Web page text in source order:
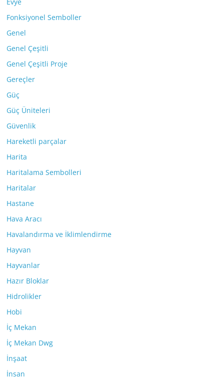
Fonksiyonel Semboller
Genel
Genel Çeşitli
Genel Çeşitli Proje
Gereçler
Güç
Güç Üniteleri
Güvenlik
Hareketli parçalar
Harita
Haritalama Sembolleri
Haritalar
Hastane
Hava Aracı
Havalandırma ve İklimlendirme
Hayvan
Hayvanlar
Hazır Bloklar
Hidrolikler
Hobi
İç Mekan
İç Mekan Dwg
İnşaat
İnsan